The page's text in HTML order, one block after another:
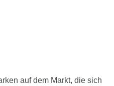
auf dem Markt, die sich